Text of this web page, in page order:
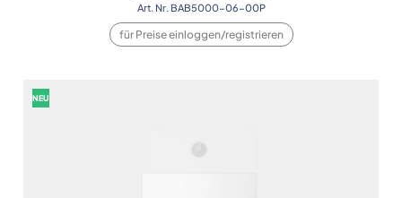
Art. Nr. BAB5000-06-00P
für Preise einloggen/registrieren
NEU